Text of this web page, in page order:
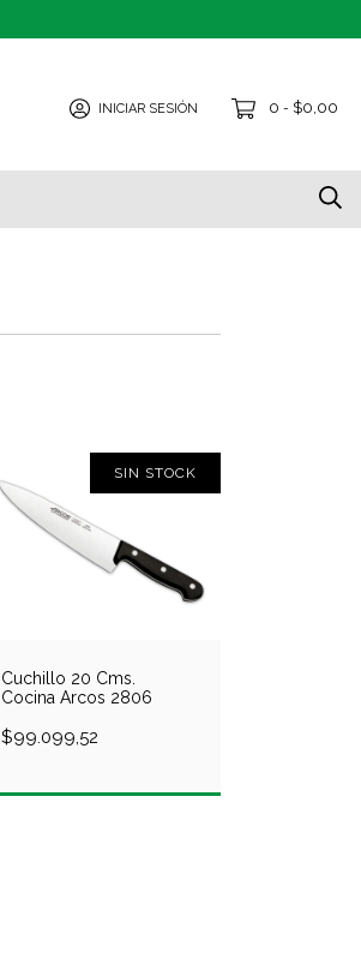
INICIAR SESIÓN 0 - $0,00
SIN STOCK
Cuchillo 20 Cms.
Cocina Arcos 2806
$99.099,52